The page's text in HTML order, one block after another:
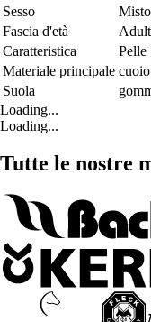
Sesso
Misto
Fascia d'età
Caratteristica
Pelle
Materiale principale cuoio
Suola
Loading...
Loading...
Tutte le nostre